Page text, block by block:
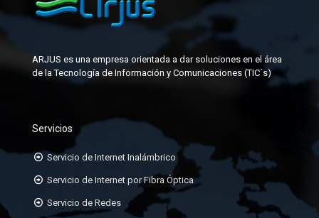
FACEPLATE
JACK-RJ45
ORGANIZADORES HORIZONTALES
ORGANIZADORES VERTICALES
PATCHCORD TP CAT6A, 6, 5E
PATCHPANEL DE 24 Ó 48 PUERTOS
KIT DE FABRICACIÓN DE CONECTORES
ARJUS es una empresa orientada a dar soluciones en el área
de la Tecnología de Información y Comunicaciones (TIC´s)
Servicios
Servicio de Internet Inalámbrico
Servicio de Internet por Fibra Óptica
Servicio de Redes